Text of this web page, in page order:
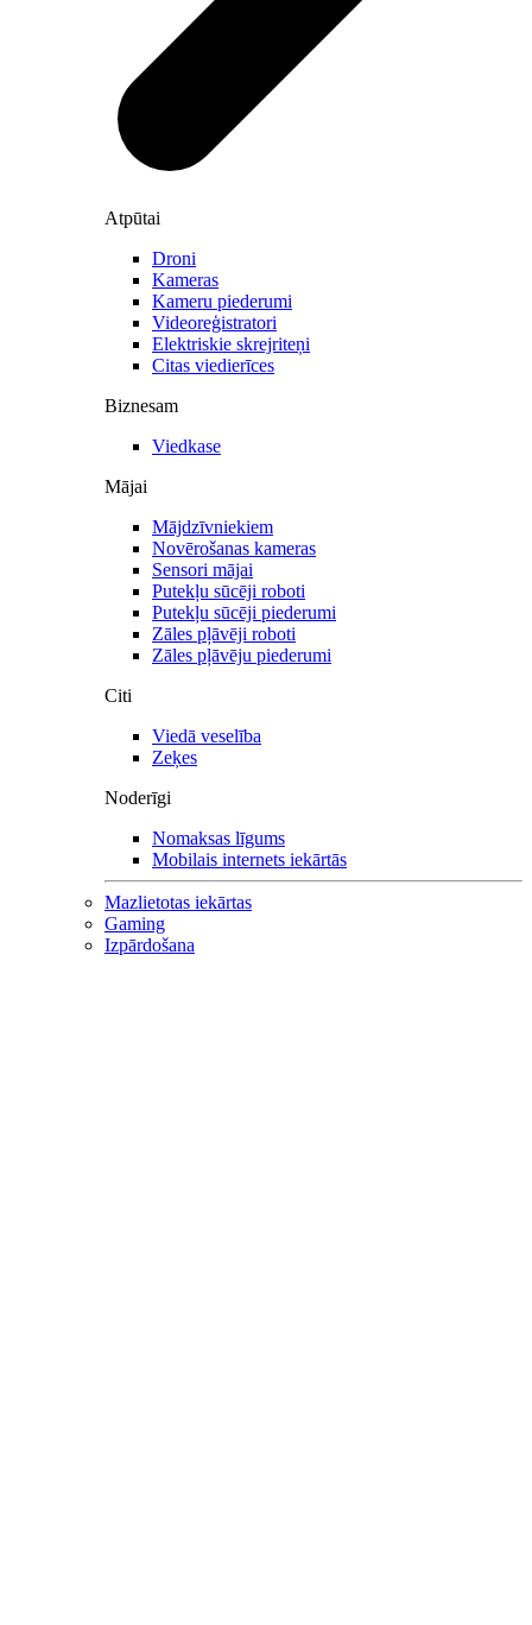
Atpūtai
Droni
Kameras
Kameru piederumi
Videoreģistratori
Elektriskie skrejriteņi
Citas viedierīces
Biznesam
Viedkase
Mājai
Mājdzīvniekiem
Novērošanas kameras
Sensori mājai
Putekļu sūcēji roboti
Putekļu sūcēji piederumi
Zāles pļāvēji roboti
Zāles pļāvēju piederumi
Citi
Viedā veselība
Zeķes
Noderīgi
Nomaksas līgums
Mobilais internets iekārtās
Mazlietotas iekārtas
Gaming
Izpārdošana